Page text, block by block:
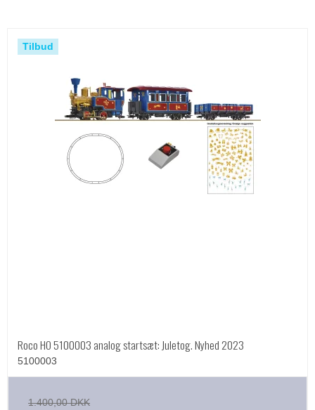
Tilbud
Roco HO 5100003 analog startsæt: Juletog. Nyhed 2023
5100003
1.400,00 DKK